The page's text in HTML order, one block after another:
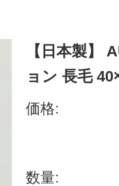
【日本製】
ョン 長毛
価格:
数量: